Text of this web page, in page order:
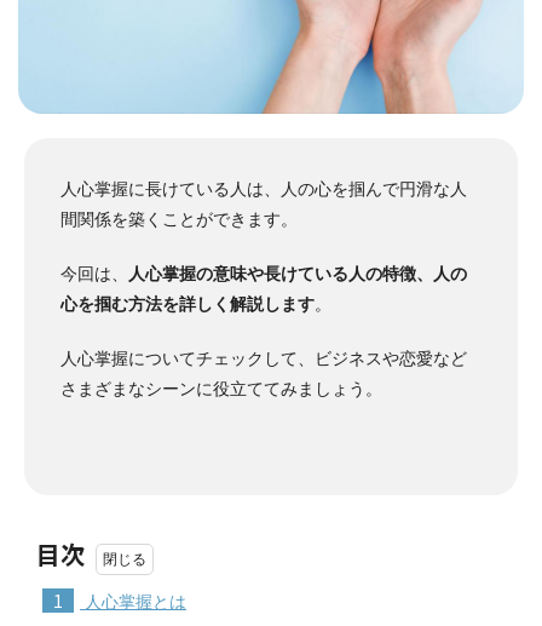
人心掌握に長けている人は、人の心を掴んで円滑な人
間関係を築くことができます。
今回は、
人心掌握の意味や長けている人の特徴、人の
心を掴む方法を詳しく解説します。
人心掌握についてチェックして、ビジネスや恋愛など
さまざまなシーンに役立ててみましょう。
目次
1 人心掌握とは